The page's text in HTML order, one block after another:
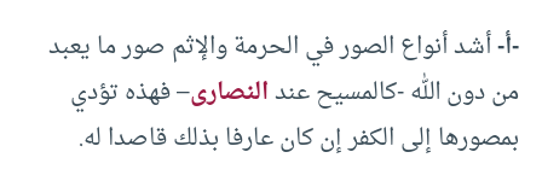
-أ-أشد أنواع الصور في الحرمة والإثم صور ما يعبد
من دون الله -كالمسيح عندالنصارى– فهذه تؤدي
بمصورها إلى الكفر إن كان عارفا بذلك قاصدا له.